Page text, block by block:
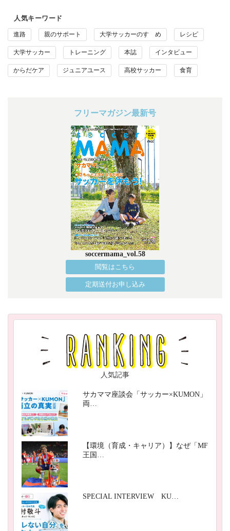
人気キーワード
進路 親のサポート 大学サッカーのすゝめ レシピ
大学サッカー トレーニング 本誌 インタビュー
からだケア ジュニアユース 高校サッカー 食育
フリーマガジン最新号
soccermama_vol.58
閲覧はこちら
定期送付お申し込み
人気記事
サカママ座談会「サッカー×KUMON」
両…
【環境（育成・キャリア）】なぜ「MF
王国…
SPECIAL INTERVIEW KU…